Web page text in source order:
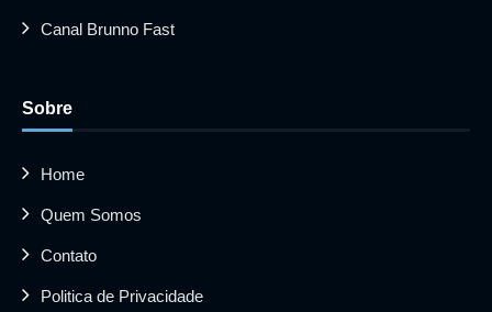
Canal Brunno Fast
Sobre
Home
Quem Somos
Contato
Politica de Privacidade